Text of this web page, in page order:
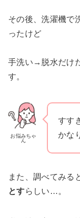
その後、洗濯機で
ったけど
手洗い→脱水だけ
す。
お悩みちゃ
ん
すす
かな
また、調べてみる
とすらしい…。